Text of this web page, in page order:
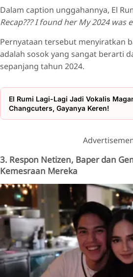
Dalam caption unggahannya, El
Recap??? I found her My 2024 was
Pernyataan tersebut menyiratkan
adalah sosok yang sangat berarti
sepanjang tahun 2024.
El Rumi Lagi-Lagi Jadi Vokalis
Changcuters, Gayanya Keren!
3. Respon Netizen, Baper dan
Kemesraan Mereka